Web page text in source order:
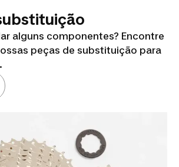
alguns componentes? Encontre
peças de substituição para